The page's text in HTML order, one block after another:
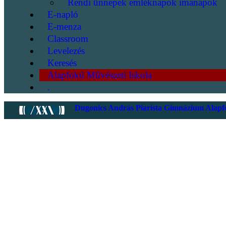
Rendi ünnepek emléknapok imanapok
E-napló
E-menza
Classroom
Levelezés
Keresés
Alapfokú Művészeti Iskola
.
Dugonics András Piarista Gimnázium